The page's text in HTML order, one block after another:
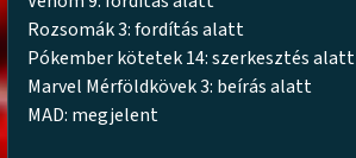
Rozsomák 3: fordítás alatt
Pókember kötetek 14: szerkesztés alatt
Marvel Mérföldkövek 3: beírás alatt
MAD: megjelent